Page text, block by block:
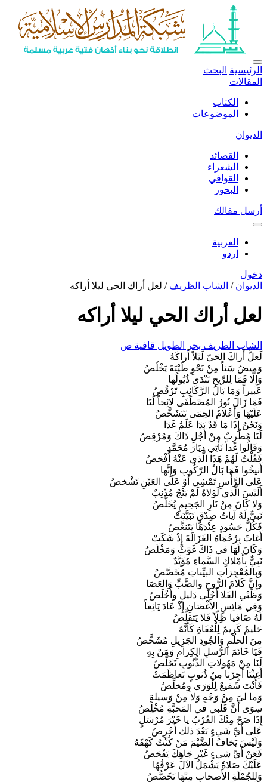
الرئيسية البحث
المقالات
الكتاب
الموضوعات
الديوان
القصائد
الشعراء
القوافي
البحور
أرسل مقالك
العربية
اردو
دخول
الديوان / الشاب الظريف / لعل أراك الحي ليلا أراكه
لعل أراك الحي ليلا أراكه
الشاب الظريف بحر الطويل قافية ص
لَعلَّ أَراكَ الحَيّ لَيْلاً أَراكَهُ
وَميضُ سَناً مِنْ نَحْوِ طَيْبَةَ يَخْلُصُ
وَإِلَّا فَمَا لِلرِّيحِ تَنْدَى ذُيُولُها
عَبيراً وَمَا بَالُ الرَّكَائِبِ تَرْقُصُ
فَمَا زَالَ نُورُ المُصْطَفَى لائِحاً لَنَا
عَلَيْهَا وَأَعْلامُ الحِمَى تَتَشَخَّصُ
وَنَحْنُ إِذَا مَا قَدْ بَدَا عَلَمٌ غَدَا
لَنَا مُطْرِبٌ مِنْ أَجْلِ ذَاكَ وَمُرْقِصُ
وَقَالُوا غَداً نَأْتِي دِيَارَ مُحَمَّدٍ
فَقُلْتُ لَهُمْ هَذَا الَّذي عَنْهُ أَفْحَصُ
أَنيخُوا فَمَا بَالُ الرّكُوبِ وَإِنَّها
عَلى الرَّأْسِ تَمْشِي أَوْ عَلَى العَيْنِ تَشْخصُ
أَلَيْسَ الَّذي لَوْلاهُ لَمْ يَنْجُ مُذْنِبٌ
وَلا كَانَ مِنْ نَارِ الجَحِيمِ يُخَلَّصُ
نَبيٌّ لَهُ آياتُ صِدْقٍ تَبَيَّنَتْ
فَكُلُّ حَسُودٍ عِنْدَهَا يَتَنغَّصُ
أَغاثَ بِرُحْمَاهُ الغَزَالَةَ إِذْ شَكَتْ
وَكَانَ لَهَا في ذَاكَ غَوْثٌ وَمَخْلَصُ
نَبِيٌّ بِأَمْلاكِ السَّماءِ مُؤَيَّدٌ
وَبِالمُعْجِزاتِ البيِّناتِ مُخَصَّصُ
وإِنَّ كَلامَ الرُّوحِ والضَّبِّ وَالعَصَا
وَظَبْي الفَلا أَجْلَى دَليلٍ وأَخْلَصُ
وَفِي مَائِسِ الأَغْصَانِ إِذْ عَادَ يَانِعاً
لَهُ ضَافيا ظِلّاً فَلا يَتقلَّصُ
حَليمٌ كَرِيمٌ لِلْعُفَاةِ كَأَنَّهُ
مِنَ الحلْمِ وَالجُودِ الجَزِيلِ مُشَخَّصُ
فَيَا خَاتَمَ الرُّسلِ الكِرامِ وَمَنْ بِهِ
لَنَا مِنْ مَهُولاتِ الذُّنُوبِ تَخَلُّصُ
أَغِثْنَا أجِرْنا مِنْ ذُنوبٍ تَعاظَمَتْ
فَأَنْتَ شَفيعٌ لِلْوَرَى وِمُخلِّصُ
وَما ليَ مِنْ وَجْهٍ وَلا مِنْ وَسيلةٍ
سِوَى أَنَّ قَلْبي في المَحبَّةِ مُخْلِصُ
إِذَا صَحّ مِنْكَ القُرْبُ يا خَيْرَ مُرْسَلٍ
عَلى أَيِّ شَيءٍ بَعْدَ ذلك أَحْرِصُ
وَلَيْسَ يَخافُ الضَّيْمَ مَنْ كُنْتُ كَهْفَهُ
فَعَنْ أَيِّ شيءٍ غَيْر جَاهِكَ يَفْحَصُ
عَلَيْكَ صَلاةٌ يَشْمَلُ الآلَ عَرْفُهُا
وَلِلجُمْلَةِ الأَصحابِ مِنْهَا تَخَصُّصُ